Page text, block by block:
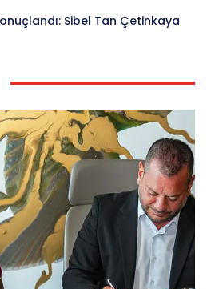
Sibel Tan Çetinkaya